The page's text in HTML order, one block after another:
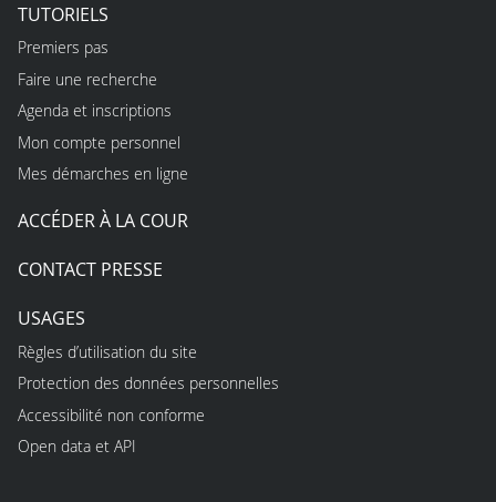
TUTORIELS
Premiers pas
Faire une recherche
Agenda et inscriptions
Mon compte personnel
Mes démarches en ligne
ACCÉDER À LA COUR
CONTACT PRESSE
USAGES
Règles d’utilisation du site
Protection des données personnelles
Accessibilité non conforme
Open data et API